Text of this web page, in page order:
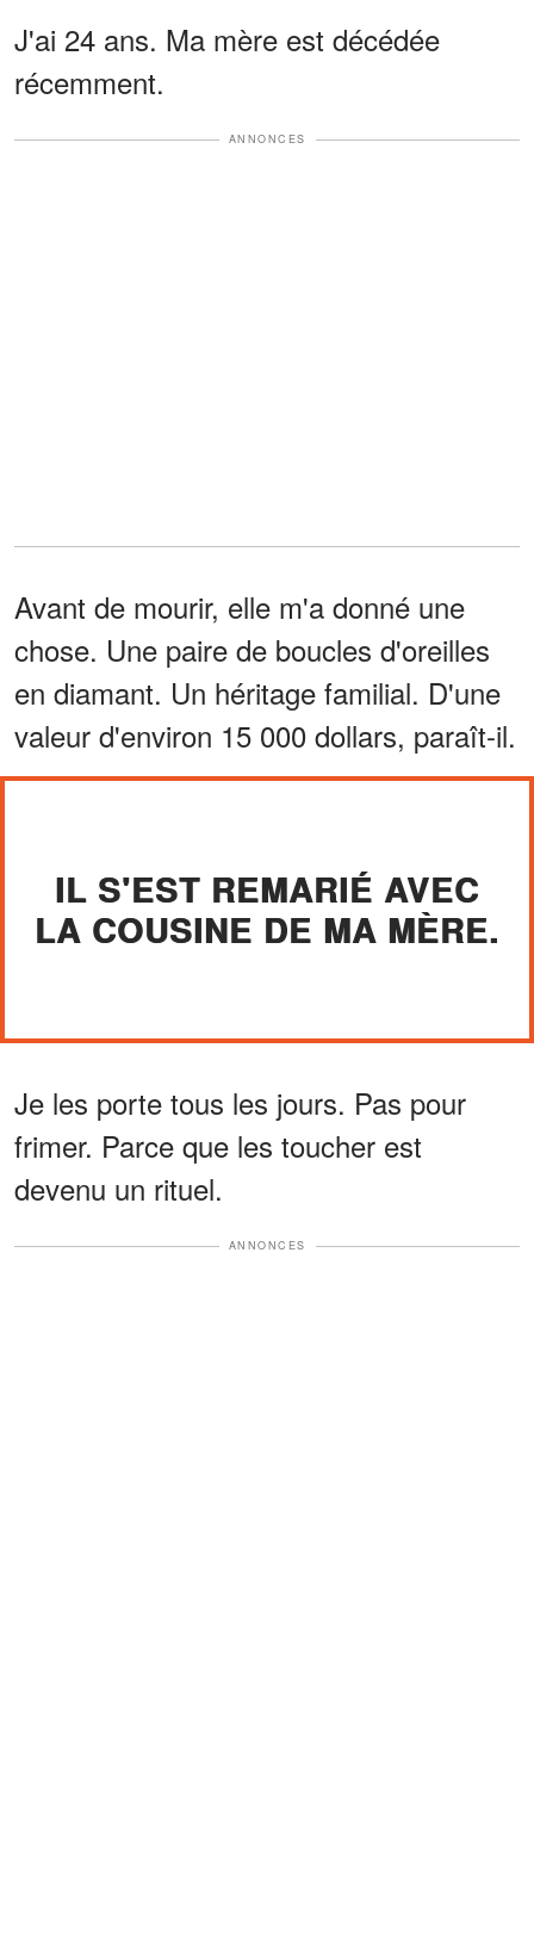
J'ai 24 ans. Ma mère est décédée
récemment.
ANNONCES
Avant de mourir, elle m'a donné une
chose. Une paire de boucles d'oreilles
en diamant. Un héritage familial. D'une
valeur d'environ 15 000 dollars, paraît-il.
IL S'EST REMARIÉ AVEC
LA COUSINE DE MA MÈRE.
Je les porte tous les jours. Pas pour
frimer. Parce que les toucher est
devenu un rituel.
ANNONCES